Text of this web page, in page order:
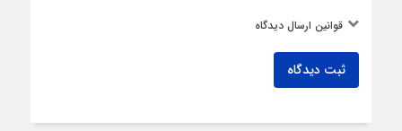
قوانین ارسال دیدگاه
ثبت دیدگاه